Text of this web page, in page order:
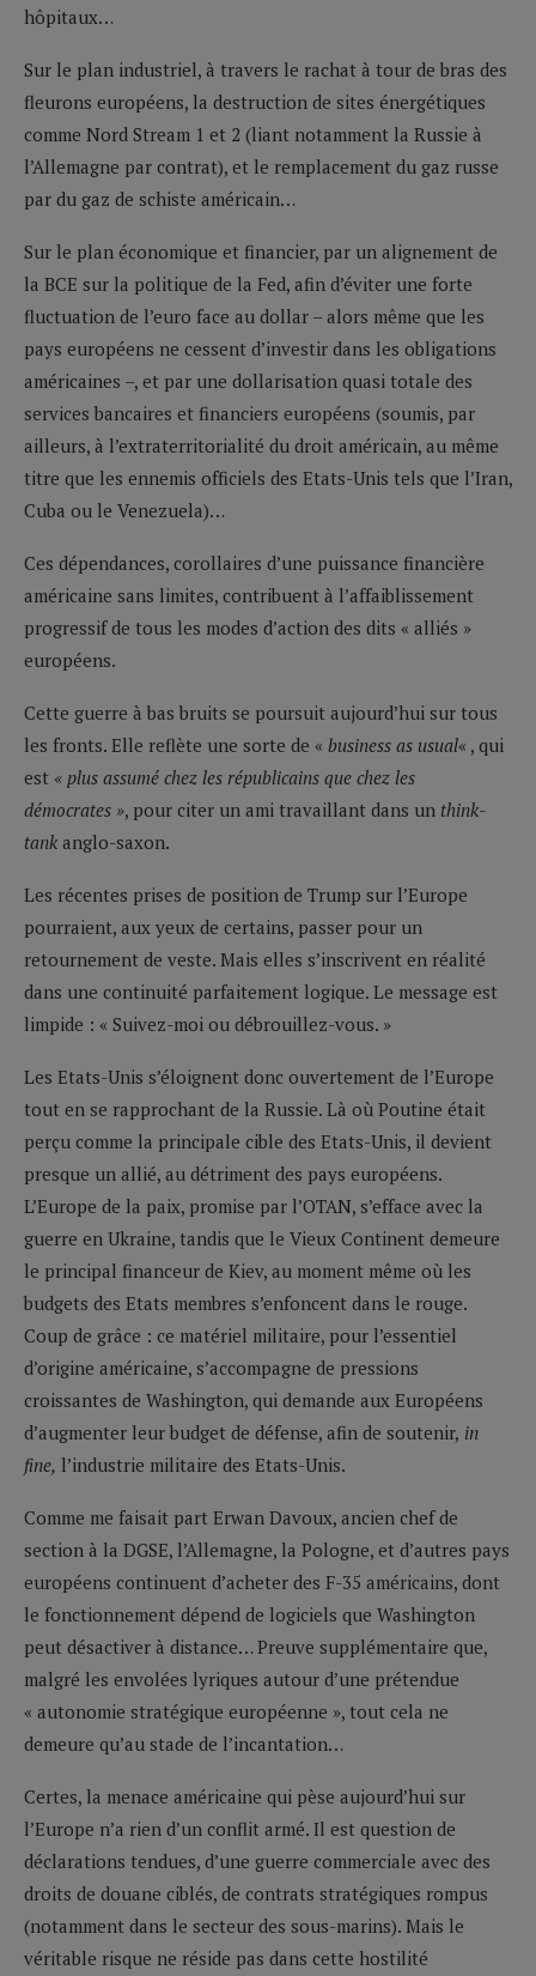
hôpitaux…
Sur le plan industriel, à travers le rachat à tour de bras des
fleurons européens, la destruction de sites énergétiques
comme Nord Stream 1 et 2 (liant notamment la Russie à
l’Allemagne par contrat), et le remplacement du gaz russe
par du gaz de schiste américain…
Sur le plan économique et financier, par un alignement de
la BCE sur la politique de la Fed, afin d’éviter une forte
fluctuation de l’euro face au dollar – alors même que les
pays européens ne cessent d’investir dans les obligations
américaines –, et par une dollarisation quasi totale des
services bancaires et financiers européens (soumis, par
ailleurs, à l’extraterritorialité du droit américain, au même
titre que les ennemis officiels des Etats-Unis tels que l’Iran,
Cuba ou le Venezuela)…
Ces dépendances, corollaires d’une puissance financière
américaine sans limites, contribuent à l’affaiblissement
progressif de tous les modes d’action des dits « alliés »
européens.
Cette guerre à bas bruits se poursuit aujourd’hui sur tous
les fronts. Elle reflète une sorte de « business as usual« , qui
est « plus assumé chez les républicains que chez les
démocrates », pour citer un ami travaillant dans un think-
tank anglo-saxon.
Les récentes prises de position de Trump sur l’Europe
pourraient, aux yeux de certains, passer pour un
retournement de veste. Mais elles s’inscrivent en réalité
dans une continuité parfaitement logique. Le message est
limpide : « Suivez-moi ou débrouillez-vous. »
Les Etats-Unis s’éloignent donc ouvertement de l’Europe
tout en se rapprochant de la Russie. Là où Poutine était
perçu comme la principale cible des Etats-Unis, il devient
presque un allié, au détriment des pays européens.
L’Europe de la paix, promise par l’OTAN, s’efface avec la
guerre en Ukraine, tandis que le Vieux Continent demeure
le principal financeur de Kiev, au moment même où les
budgets des Etats membres s’enfoncent dans le rouge.
Coup de grâce : ce matériel militaire, pour l’essentiel
d’origine américaine, s’accompagne de pressions
croissantes de Washington, qui demande aux Européens
d’augmenter leur budget de défense, afin de soutenir, in
fine, l’industrie militaire des Etats-Unis.
Comme me faisait part Erwan Davoux, ancien chef de
section à la DGSE, l’Allemagne, la Pologne, et d’autres pays
européens continuent d’acheter des F-35 américains, dont
le fonctionnement dépend de logiciels que Washington
peut désactiver à distance… Preuve supplémentaire que,
malgré les envolées lyriques autour d’une prétendue
« autonomie stratégique européenne », tout cela ne
demeure qu’au stade de l’incantation…
Certes, la menace américaine qui pèse aujourd’hui sur
l’Europe n’a rien d’un conflit armé. Il est question de
déclarations tendues, d’une guerre commerciale avec des
droits de douane ciblés, de contrats stratégiques rompus
(notamment dans le secteur des sous-marins). Mais le
véritable risque ne réside pas dans cette hostilité